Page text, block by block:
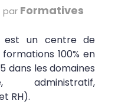
par Formatives
est un centre de
100% en
dans les domaines
administratif,
RH).